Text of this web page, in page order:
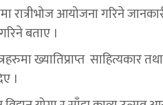
रात्रीभोज आयोजना गरिने
बताए ।
ख्यातिप्राप्त साहित्यकार
।